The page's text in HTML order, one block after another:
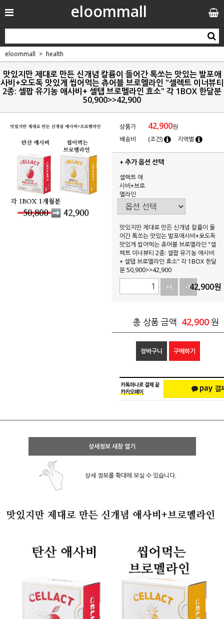
eloommall
eloommall health
맛있지만 제대로 만든 신개념 칼륨이 들어간 톡쏘는 맛있는 발포애
사비+오도독 맛있게 씹어먹는 츄어블 브로멜라인 "셀렉트 이너뷰티
2종: 셀팝 유기농 애사비+ 셀탭 브로멜라인 효소" 각 1BOX 한달분
50,900>>42,900
상품가 42,900원
배송비
(조건) 지역별
+ 추가 옵션 선택
셀렉트 애
사비+브로
멜라인
맛있지만 제대로 만든 신개념 칼륨이 들
어간 톡쏘는 맛있는 발포애사비+오도독
맛있게 씹어먹는 츄어블 브로멜라인 "셀
렉트 이너뷰티 2종: 셀팝 유기농 애사비
+ 셀탭 브로멜라인 효소" 각 1BOX 한달
분 50,900>>42,900
+1
-142,900원
총 상품 금액 42,900 원
장바구니 구매하기
상세정보 새창 열기
상세 정보를 확대해 보실 수 있습니다.